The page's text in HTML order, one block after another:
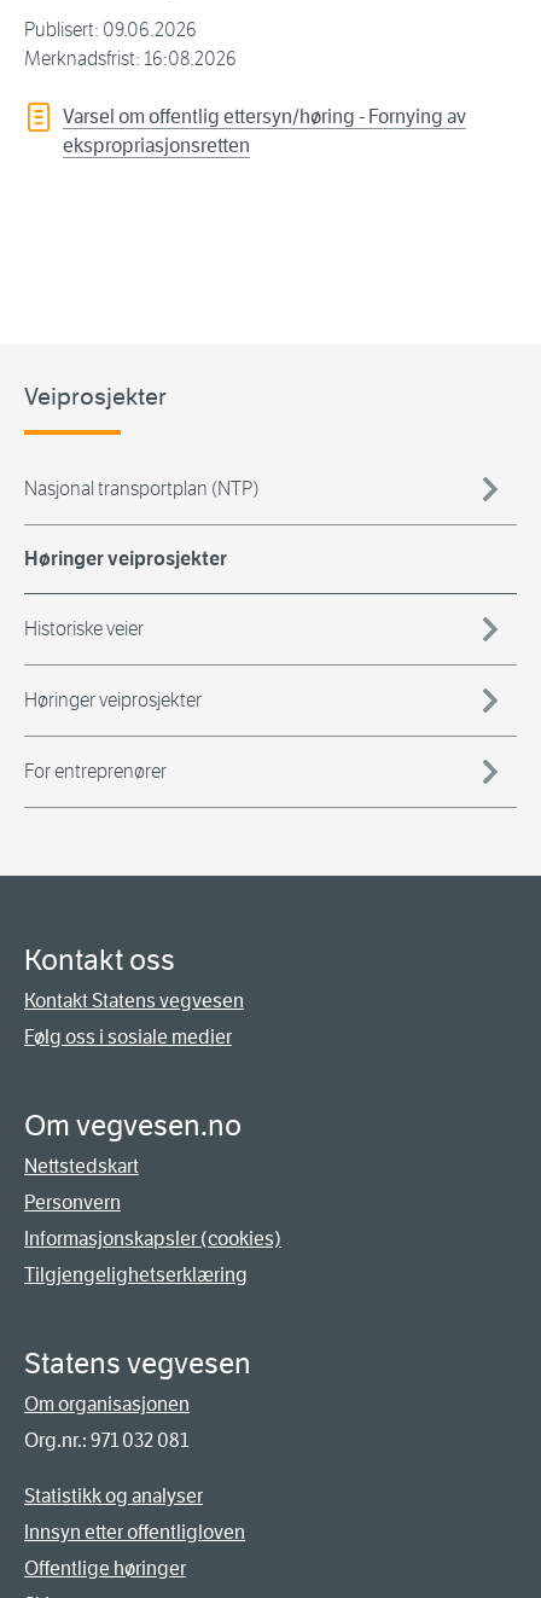
Publisert: 09.06.2026
Merknadsfrist: 16:08.2026
Varsel om offentlig ettersyn/høring - Fornying av
ekspropriasjonsretten
Veiprosjekter
Nasjonal transportplan (NTP)
Høringer veiprosjekter
Historiske veier
Høringer veiprosjekter
For entreprenører
Kontakt oss
Kontakt Statens vegvesen
Følg oss i sosiale medier
Om vegvesen.no
Nettstedskart
Personvern
Informasjonskapsler (cookies)
Tilgjengelighetserklæring
Statens vegvesen
Om organisasjonen
Org.nr.: 971 032 081
Statistikk og analyser
Innsyn etter offentligloven
Offentlige høringer